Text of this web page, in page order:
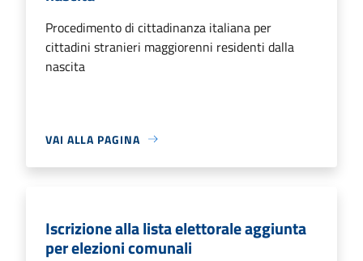
Procedimento di cittadinanza italiana per
cittadini stranieri maggiorenni residenti dalla
nascita
VAI ALLA PAGINA
Iscrizione alla lista elettorale aggiunta
per elezioni comunali